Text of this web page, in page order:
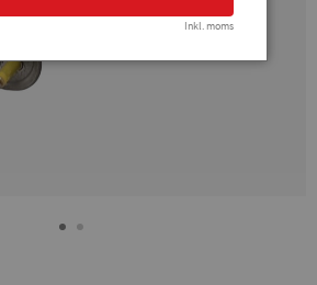
Inkl. moms